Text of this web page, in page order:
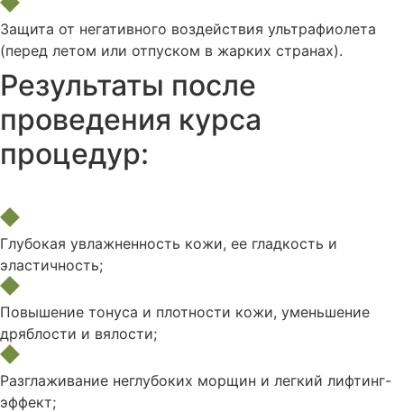
Защита от негативного воздействия ультрафиолета
(перед летом или отпуском в жарких странах).
Результаты после
проведения курса
процедур:
Глубокая увлажненность кожи, ее гладкость и
эластичность;
Повышение тонуса и плотности кожи, уменьшение
дряблости и вялости;
Разглаживание неглубоких морщин и легкий лифтинг-
эффект;